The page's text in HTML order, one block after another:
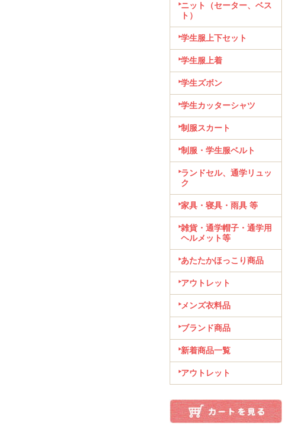
ニット（セーター、ベス
ト）
学生服上下セット
学生服上着
学生ズボン
学生カッターシャツ
制服スカート
制服・学生服ベルト
ランドセル、通学リュッ
ク
家具・寝具・雨具 等
雑貨・通学帽子・通学用
ヘルメット等
あたたかほっこり商品
アウトレット
メンズ衣料品
ブランド商品
新着商品一覧
アウトレット